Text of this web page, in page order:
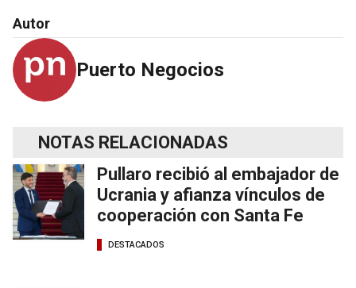
Autor
Puerto Negocios
NOTAS RELACIONADAS
Pullaro recibió al embajador de
Ucrania y afianza vínculos de
cooperación con Santa Fe
DESTACADOS